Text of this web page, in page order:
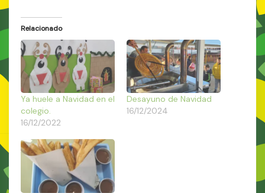
Relacionado
Ya huele a Navidad en el
colegio.
16/12/2022
Desayuno de Navidad
16/12/2024